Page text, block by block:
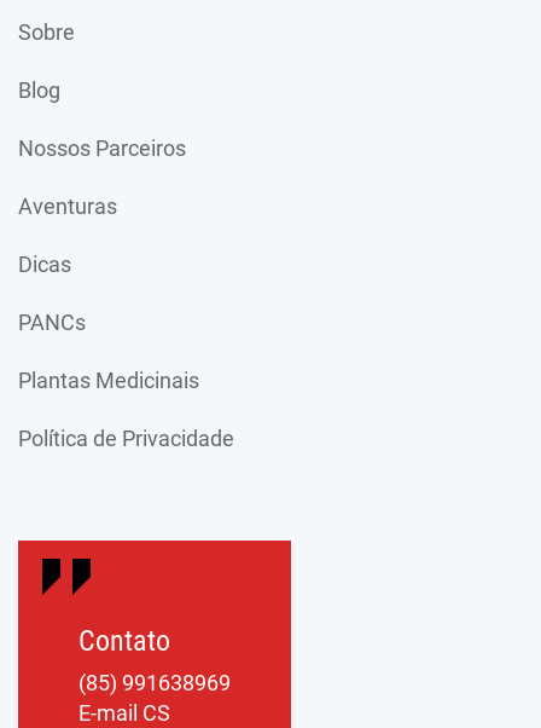
Sobre
Blog
Nossos Parceiros
Aventuras
Dicas
PANCs
Plantas Medicinais
Política de Privacidade
Contato
(85) 991638969
E-mail CS